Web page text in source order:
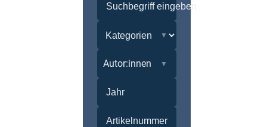
Autor:innen